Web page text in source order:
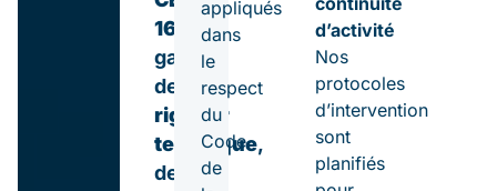
16636,
gages
de
rigueur
technique,
de
appliqués
dans
le
respect
du
Code
de
d’activité
Nos
protocoles
d’intervention
sont
planifiés